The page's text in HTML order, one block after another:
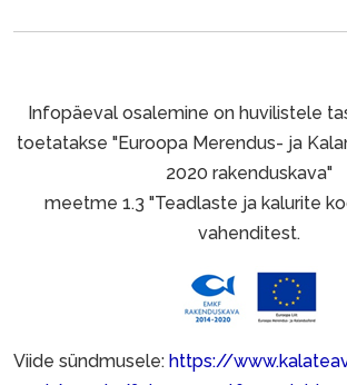
Infopäeval osalemine on huvilistele
toetatakse "Euroopa Merendus- ja
2020 rakenduskava"
meetme 1.3 "Teadlaste ja kalurite
vahenditest.
Viide sündmusele: https://